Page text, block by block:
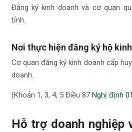
Đăng ký kinh doanh và cơ quan
tỉnh.
Nơi thực hiện đăng ký hộ
Cơ quan đăng ký kinh doanh cấp
doanh.
(Khoản 1, 3, 4, 5 Điều 87 Nghị định
Hỗ trợ doanh nghiệp